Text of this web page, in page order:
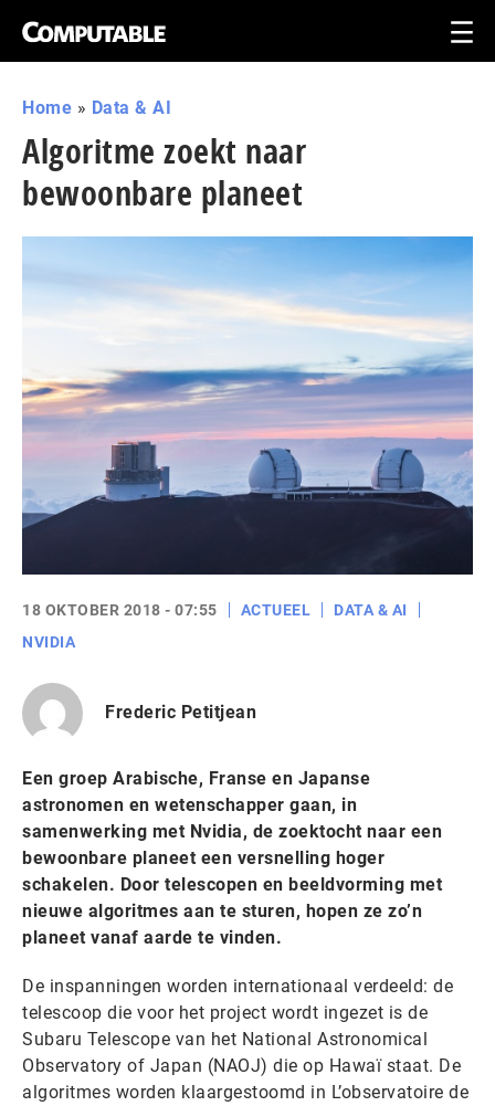
Home » Data & AI
Algoritme zoekt naar
bewoonbare planeet
18 OKTOBER 2018 - 07:55 ACTUEEL
DATA & AI
NVIDIA
Frederic Petitjean
Een groep Arabische, Franse en Japanse
astronomen en wetenschapper gaan, in
samenwerking met Nvidia, de zoektocht naar een
bewoonbare planeet een versnelling hoger
schakelen. Door telescopen en beeldvorming met
nieuwe algoritmes aan te sturen, hopen ze zo’n
planeet vanaf aarde te vinden.
De inspanningen worden internationaal verdeeld: de
telescoop die voor het project wordt ingezet is de
Subaru Telescope van het National Astronomical
Observatory of Japan (NAOJ) die op Hawaï staat. De
algoritmes worden klaargestoomd in L’observatoire de